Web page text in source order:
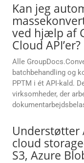
Kan jeg
ved hjælp af
Cloud API’er?
Alle
batchbehandling og
PPTM i ét API-kald.
virksomheder, der
Understøtter
cloud
S3, Azure